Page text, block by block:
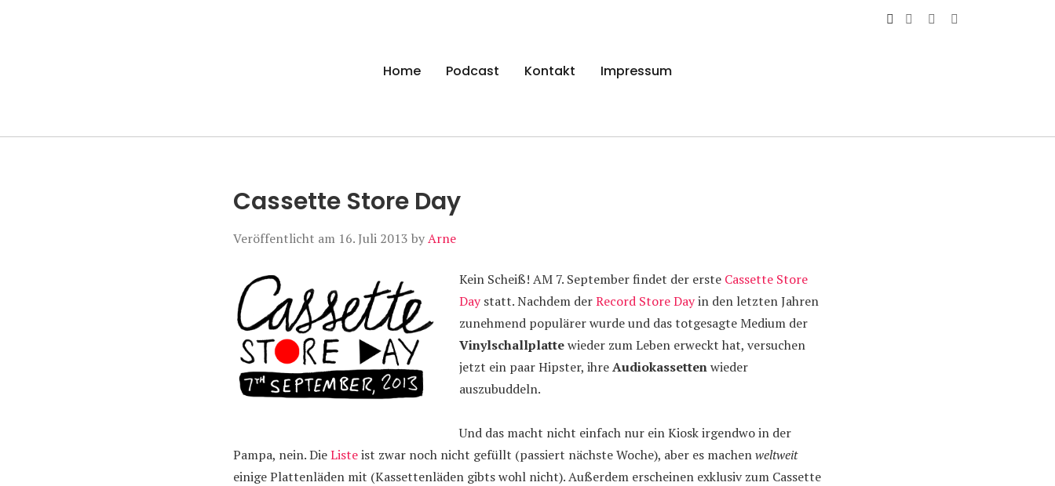
Manierenversagen
Home Podcast Kontakt Impressum
Cassette Store Day
Veröffentlicht am 16. Juli 2013 byArne
Kein Scheiß! AM 7. September findet der erste Cassette Store
Daystatt. Nachdem derRecord Store Dayin den letzten Jahren
zunehmend populärer wurde und das totgesagte Medium der
Vinylschallplattewieder zum Leben erweckt hat, versuchen
jetzt ein paar Hipster, ihreAudiokassettenwieder
auszubuddeln.
Und das macht nicht einfach nur ein Kiosk irgendwo in der
Pampa, nein. DieListeist zwar noch nicht gefüllt (passiert nächste Woche), aber es machenweltweit
einige Plattenläden mit (Kassettenläden gibts wohl nicht). Außerdem erscheinen exklusiv zum Cassette